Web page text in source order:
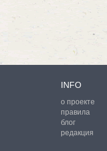
INFO
о проекте
правила
блог
редакция